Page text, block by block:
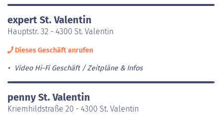
expert St. Valentin
Hauptstr. 32 - 4300 St. Valentin
Dieses Geschäft anrufen
Video Hi-Fi Geschäft Zeitpläne & Infos
penny St. Valentin
Kriemhildstraße 20 - 4300 St. Valentin